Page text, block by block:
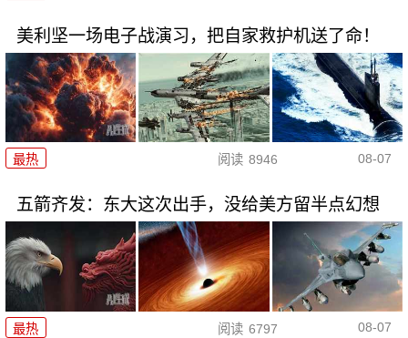
美利坚一场电子战演习，把自家救护机送了命！
最热 阅读 8946 08-07
五箭齐发：东大这次出手，没给美方留半点幻想
最热 阅读 6797 08-07